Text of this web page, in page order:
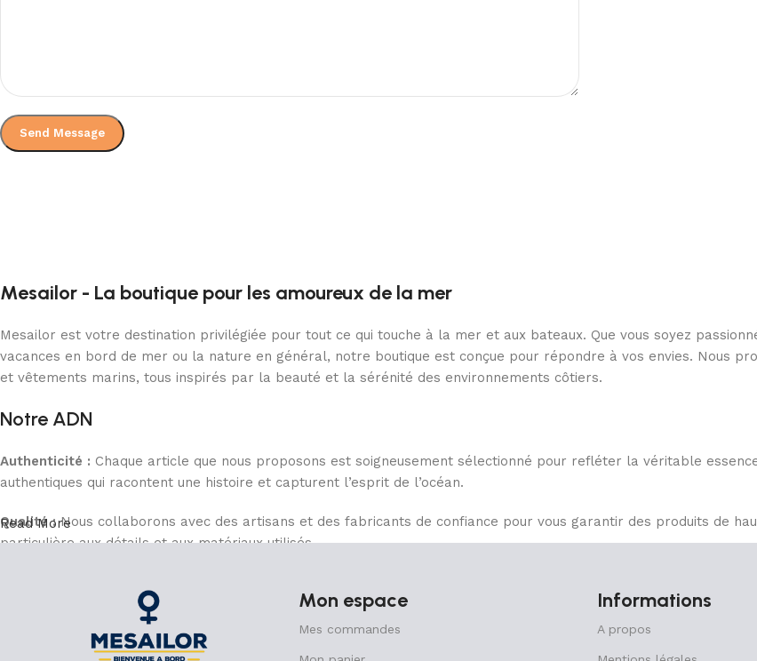
Mesailor - La boutique pour les amoureux de la mer
Mesailor est votre destination privilégiée pour tout ce qui touche à la mer et aux bateaux. Que vous soyez
vacances en bord de mer ou la nature en général, notre boutique est conçue pour répondre à vos envies. Nous
et vêtements marins, tous inspirés par la beauté et la sérénité des environnements côtiers.
Notre ADN
Authenticité : Chaque article que nous proposons est soigneusement sélectionné pour refléter la véritable
authentiques qui racontent une histoire et capturent l’esprit de l’océan.
Qualité :Nous collaborons avec des artisans et des fabricants de confiance pour vous garantir des produits de
particulière aux détails et aux matériaux utilisés.
fabrication de nos produits. Notre engagement est de réduire notre empreinte écologique tout en vous offrant le
Notre équipe est composée de véritables passionnés de la mer et de la vie côtière. Cette passion se
Read More
Mon espace
Mes commandes
Informations
A propos